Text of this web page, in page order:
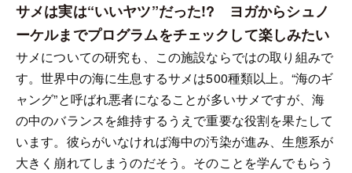
サメは実は“いいヤツ”だった!? ヨガからシュノ
ーケルまでプログラムをチェックして楽しみたい
サメについての研究も、この施設ならではの取り組みで
す。世界中の海に生息するサメは500種類以上。“海のギ
ャング”と呼ばれ悪者になることが多いサメですが、海
の中のバランスを維持するうえで重要な役割を果たして
います。彼らがいなければ海中の汚染が進み、生態系が
大きく崩れてしまうのだそう。そのことを学んでもらう